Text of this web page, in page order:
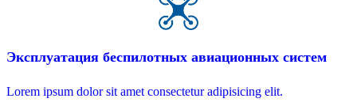
Эксплуатация беспилотных авиационных систем
Lorem ipsum dolor sit amet consectetur adipisicing elit.